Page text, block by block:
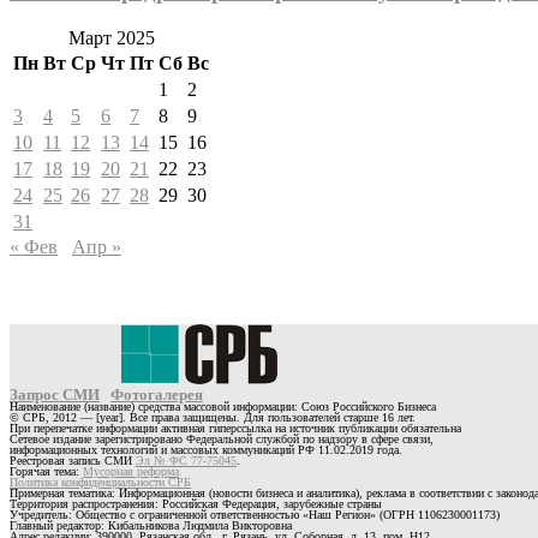
Март 2025
Пн Вт Ср Чт Пт Сб Вс
1
2
3
4 5 6 7 8
9
10 11 12 13 14 15 16
17 18 19 20 21 22 23
24 25 26 27 28 29 30
31
« Фев
Апр »
Запрос СМИ Фотогалерея
Наименование (название) средства массовой информации: Союз Российского Бизнеса
© СРБ, 2012 — [year]. Все права защищены. Для пользователей старше 16 лет.
При перепечатке информации активная гиперссылка на источник публикации обязательна
Сетевое издание зарегистрировано Федеральной службой по надзору в сфере связи,
информационных технологий и массовых коммуникаций РФ 11.02.2019 года.
Реестровая запись СМИ Эл № ФС 77-75045
Горячая тема: Мусорная реформа
Политика конфиденциальности СРБ
Примерная тематика: Информационная (новости бизнеса и аналитика), реклама в соответствии с
Территория распространения: Российская Федерация, зарубежные страны
Учредитель: Общество с ограниченной ответственностью «Наш Регион» (ОГРН 1106230001173)
Главный редактор: Кибальникова Людмила Викторовна